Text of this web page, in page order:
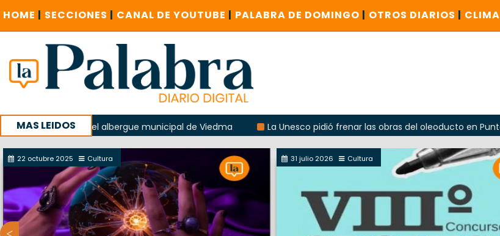
HOME | SECCIONES | CANAL DE YOUTUBE | PALABRA DE DOMINGO | OTROS DIARIOS | CLIMA
MAS LEIDOS
del albergue municipal de Viedma La Unesco pidió frenar las obras del oleoducto en Punta Colorada
con un encuentro provincial en Roca
22 octubre 2025 Cultura 31 julio 2026 Cultura